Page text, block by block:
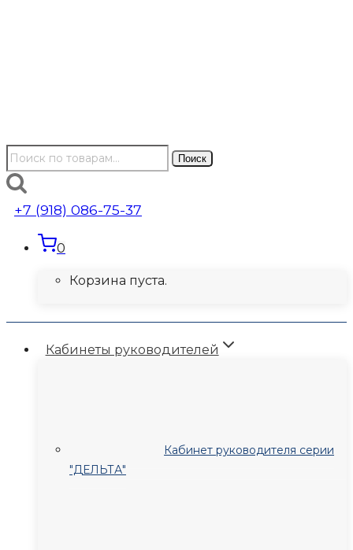
Искать: Поиск
+7 (918) 086-75-37
0
Корзина пуста.
Кабинеты руководителей
Кабинет руководителя серии
"ДЕЛЬТА"